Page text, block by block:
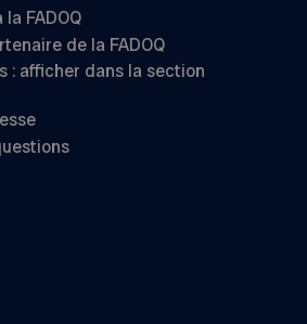
FADOQ
de la FADOQ
: afficher dans la section